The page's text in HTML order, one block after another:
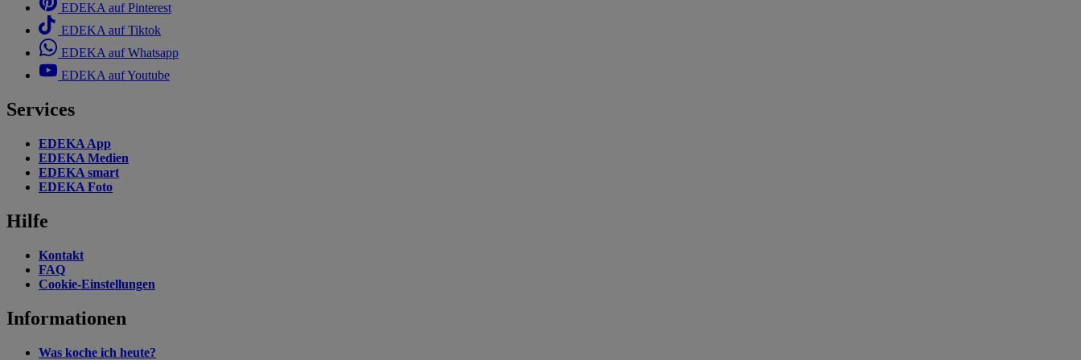
EDEKA auf Pinterest
EDEKA auf Tiktok
EDEKA auf Whatsapp
EDEKA auf Youtube
Services
EDEKA App
EDEKA Medien
EDEKA smart
EDEKA Foto
Hilfe
Kontakt
FAQ
Cookie-Einstellungen
Informationen
Was koche ich heute?